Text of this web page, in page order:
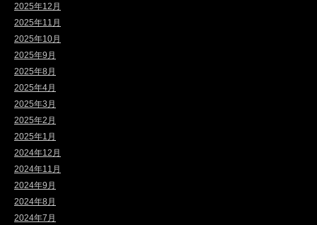
2025年12月
2025年11月
2025年10月
2025年9月
2025年8月
2025年4月
2025年3月
2025年2月
2025年1月
2024年12月
2024年11月
2024年9月
2024年8月
2024年7月